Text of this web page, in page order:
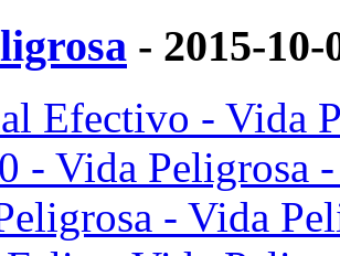
- 2015-
Efectivo - Vida
- Vida Peligrosa
- Vida